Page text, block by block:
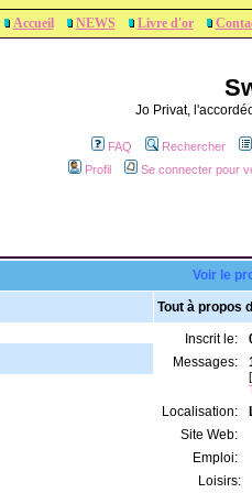
Accueil NEWS Livre d'or
Jo Privat,
FAQ Rechercher
Profil
Se connecter pour
Voir le
Tout à propos
Inscrit le:
Messages:
Localisation:
Site Web:
Emploi:
Loisirs: